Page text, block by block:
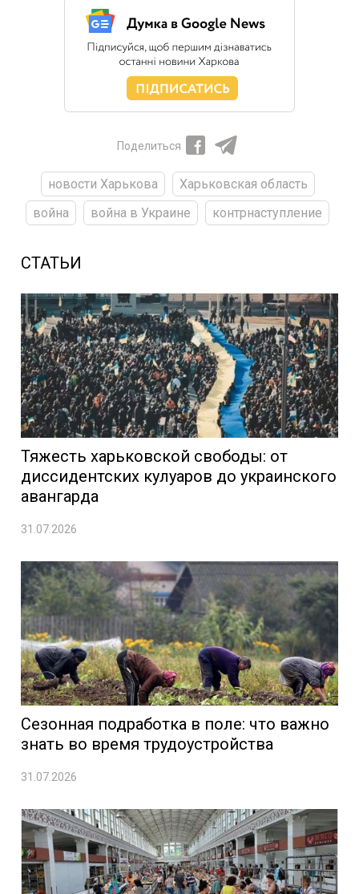
Поделиться
новости Харькова
Харьковская область
война
война в Украине контрнаступление
СТАТЬИ
Тяжесть харьковской свободы: от
диссидентских кулуаров до украинского
авангарда
31.07.2026
Сезонная подработка в поле: что важно
знать во время трудоустройства
31.07.2026